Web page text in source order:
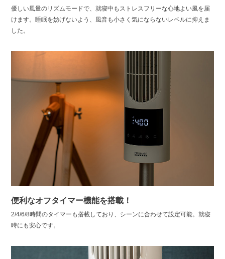
優しい風量のリズムモードで、就寝中もストレスフリーな心地よい風を届
けます。睡眠を妨げないよう、風音も小さく気にならないレベルに抑えま
した。
便利なオフタイマー機能を搭載！
2/4/6/8時間のタイマーも搭載しており、シーンに合わせて設定可能。就寝
時にも安心です。